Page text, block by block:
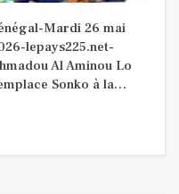
Mardi 26 mai
lepays225.net-
Al Aminou Lo
Sonko à la…